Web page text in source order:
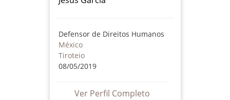
Defensor de Direitos Humanos
México
Tiroteio
08/05/2019
Ver Perfil Completo